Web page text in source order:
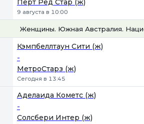
Перт Ред Стар (ж)
9 августа в 10:00
Женщины. Южная Австралия.
Кэмпбеллтаун Сити (ж)
-
МетроСтарз (ж)
Сегодня в 13:45
Аделаида Кометс (ж)
-
Солсбери Интер (ж)